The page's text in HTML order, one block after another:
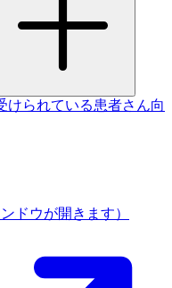
けられている患者さん向
ンドウが開きます）